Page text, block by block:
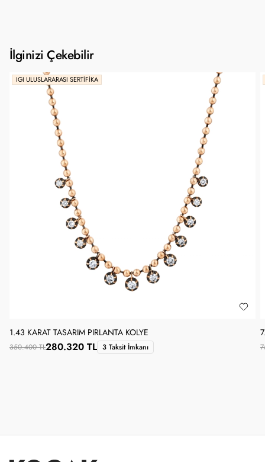
İlginizi Çekebilir
IGI ULUSLARARASI SERTIFIKA
1.43 KARAT TASARIM PIRLANTA KOLYE
350.400 TL280.320 TL 3 Taksit İmkanı